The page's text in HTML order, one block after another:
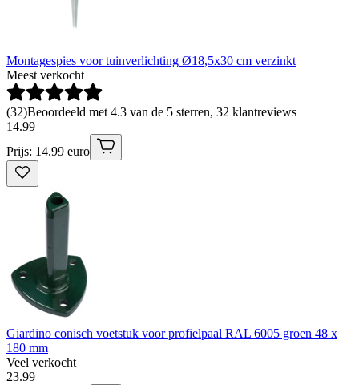
Montagespies voor tuinverlichting Ø18,5x30 cm verzinkt
Meest verkocht
(32)Beoordeeld met 4.3 van de 5 sterren, 32 klantreviews
14.99
Prijs: 14.99 euro
Giardino conisch voetstuk voor profielpaal RAL 6005 groen 48 x
180 mm
Veel verkocht
23.99